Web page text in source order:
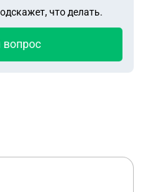
что делать.
вопрос